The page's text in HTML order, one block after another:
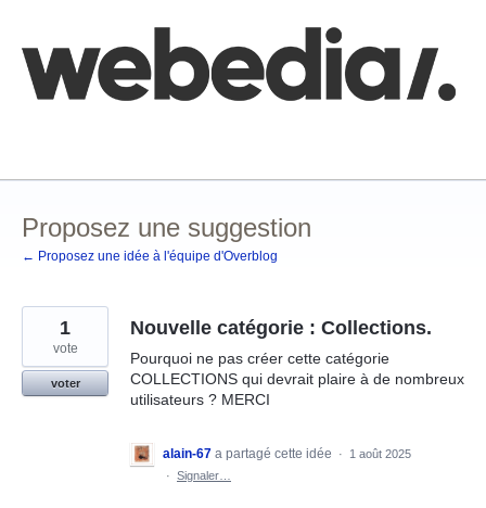
contenu
Proposez une suggestion
← Proposez une idée à l'équipe d'Overblog
Nouvelle catégorie : Collections.
Pourquoi ne pas créer cette catégorie
COLLECTIONS qui devrait plaire à de nombreux
utilisateurs ? MERCI
1
vote
voter
alain-67 a partagé cette idée ·
1 août 2025
· Signaler…